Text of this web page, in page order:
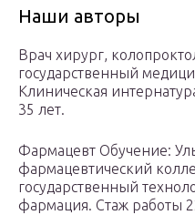
Наши авторы
Врач хирург,
государственный
Клиническая
35 лет.
Фармацевт Обучение:
фармацевтический
государственный
фармация. Стаж работы